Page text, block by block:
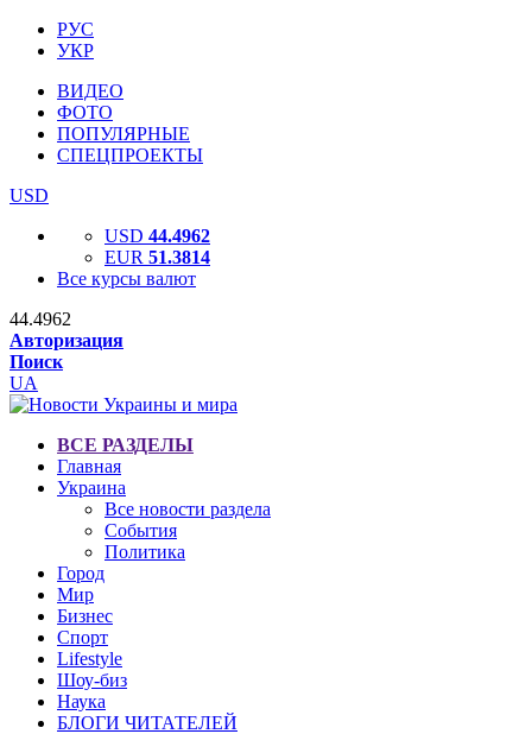
РУС
УКР
ВИДЕО
ФОТО
ПОПУЛЯРНЫЕ
СПЕЦПРОЕКТЫ
USD
USD 44.4962
EUR 51.3814
Все курсы валют
44.4962
Авторизация
Поиск
UA
ВСЕ РАЗДЕЛЫ
Главная
Украина
Все новости раздела
События
Политика
Город
Мир
Бизнес
Спорт
Lifestyle
Шоу-биз
Наука
БЛОГИ ЧИТАТЕЛЕЙ